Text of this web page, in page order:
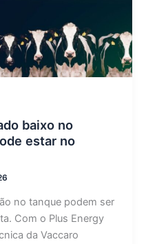
baixo no
estar no
no tanque podem ser
Com o Plus Energy
da Vaccaro